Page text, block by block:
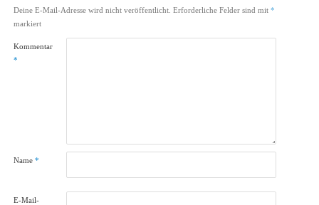
Deine E-Mail-Adresse wird nicht veröffentlicht. Erforderliche Felder sind mit *
markiert
Kommentar
*
Name *
E-Mail-